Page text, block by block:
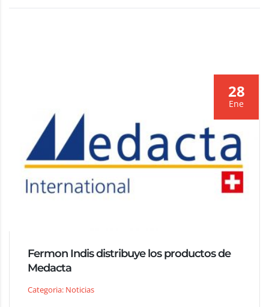
28
Ene
Fermon Indis distribuye los productos de
Medacta
Categoria: Noticias